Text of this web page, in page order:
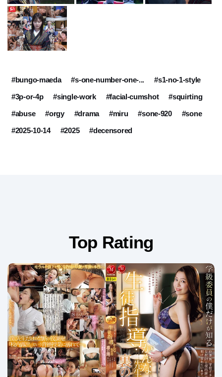
#bungo-maeda #s-one-number-one-...
#s1-no-1-style
#3p-or-4p
#single-work #facial-cumshot
#squirting
#abuse
#orgy #drama #miru #sone-920
#sone
#2025-10-14
#2025 #decensored
Top Rating